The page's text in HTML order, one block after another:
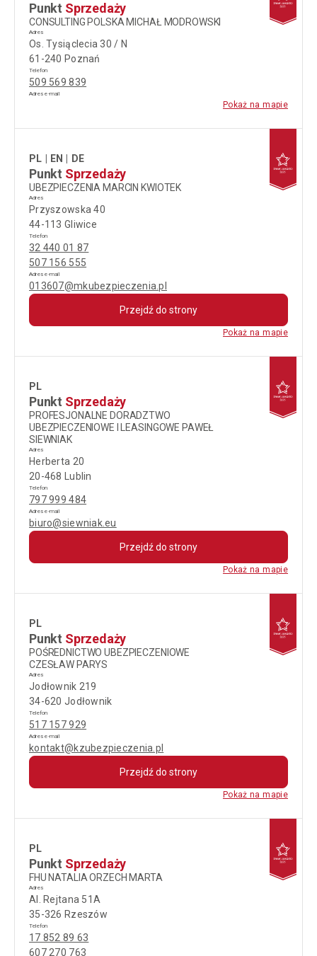
Punkt Sprzedaży
CONSULTING POLSKA MICHAŁ MODROWSKI
Adres
Os. Tysiąclecia 30 / N
61-240 Poznań
Telefon
509 569 839
Adres e-mail
Pokaż na mapie
PL EN DE
Punkt Sprzedaży
UBEZPIECZENIA MARCIN KWIOTEK
Adres
Przyszowska 40
44-113 Gliwice
Telefon
32 440 01 87
507 156 555
Adres e-mail
013607@mkubezpieczenia.pl
Przejdź do strony
Pokaż na mapie
PL
Punkt Sprzedaży
PROFESJONALNE DORADZTWO
UBEZPIECZENIOWE I LEASINGOWE PAWEŁ
SIEWNIAK
Adres
Herberta 20
20-468 Lublin
Telefon
797 999 484
Adres e-mail
biuro@siewniak.eu
Przejdź do strony
Pokaż na mapie
PL
Punkt Sprzedaży
POŚREDNICTWO UBEZPIECZENIOWE
CZESŁAW PARYS
Adres
Jodłownik 219
34-620 Jodłownik
Telefon
517 157 929
Adres e-mail
kontakt@kzubezpieczenia.pl
Przejdź do strony
Pokaż na mapie
PL
Punkt Sprzedaży
FHU NATALIA ORZECH MARTA
Adres
Al. Rejtana 51A
35-326 Rzeszów
Telefon
17 852 89 63
607 270 763